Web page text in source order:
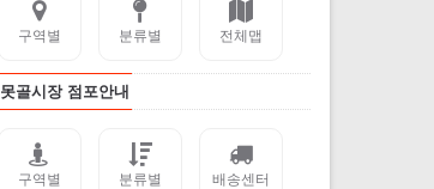
구역별 분류별 전체맵
못골시장 점포안내
구역별 분류별 배송센터